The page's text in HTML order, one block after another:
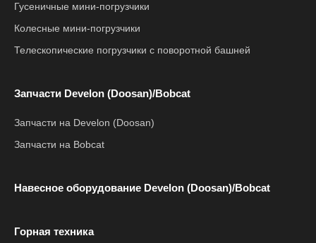
Гусеничные мини-погрузчики
Колесные мини-погрузчики
Телескопические погрузчики с поворотной башней
Запчасти Develon (Doosan)/Bobcat
Запчасти на Develon (Doosan)
Запчасти на Bobcat
Навесное оборудование Develon (Doosan)/Bobcat
Горная техника